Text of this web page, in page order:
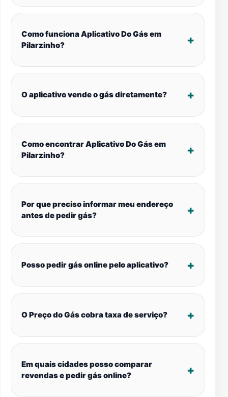
Como funciona Aplicativo Do Gás em
Pilarzinho?
O aplicativo vende o gás diretamente?
Como encontrar Aplicativo Do Gás em
Pilarzinho?
Por que preciso informar meu endereço
antes de pedir gás?
Posso pedir gás online pelo aplicativo?
O Preço do Gás cobra taxa de serviço?
Em quais cidades posso comparar
revendas e pedir gás online?